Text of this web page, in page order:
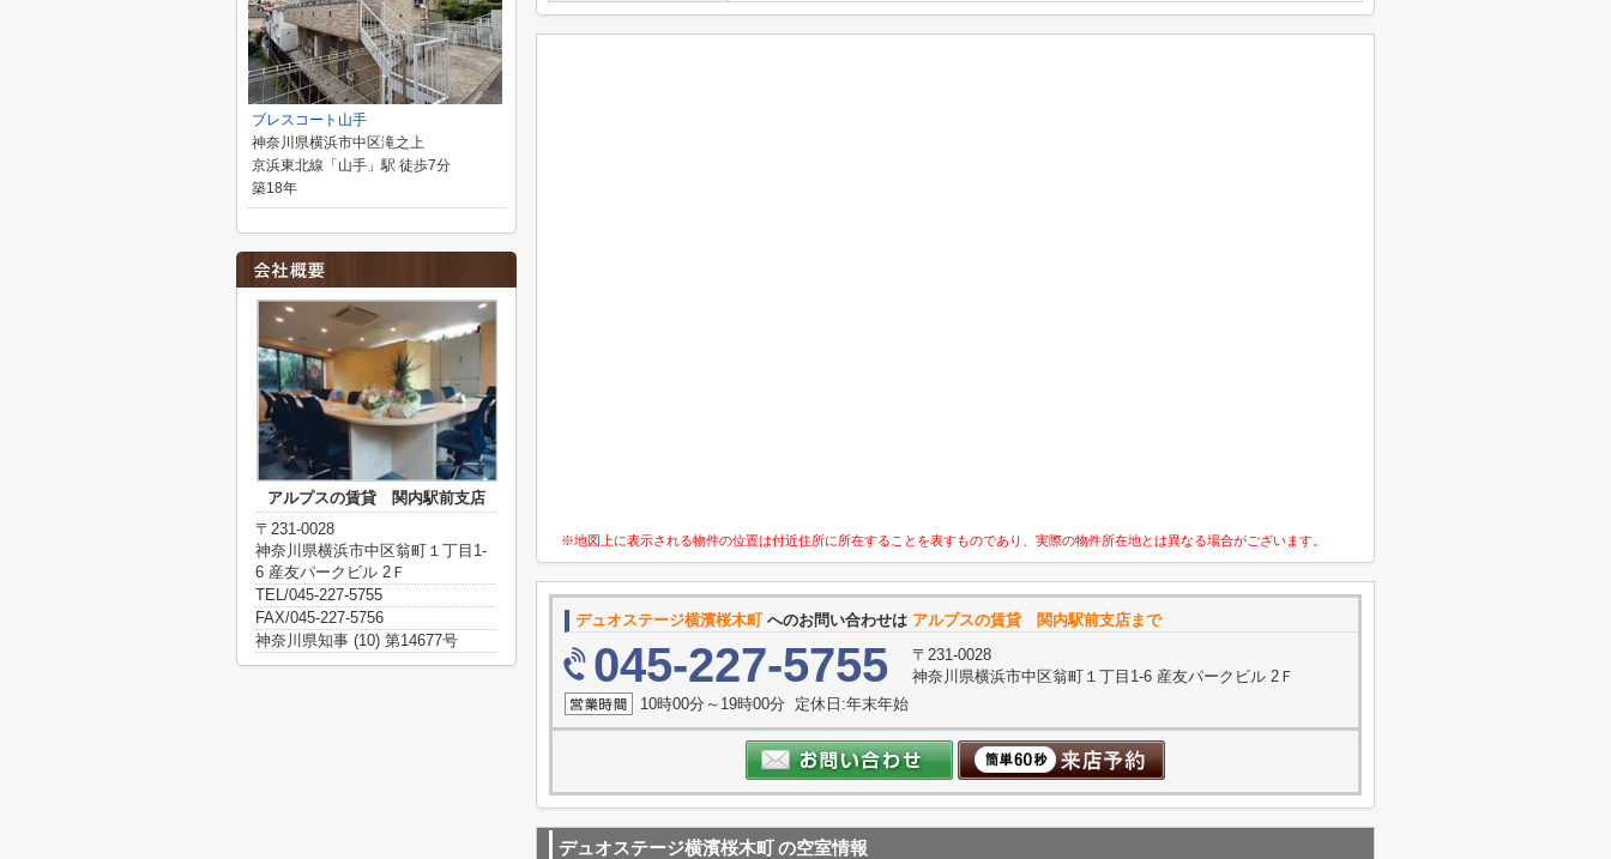
※地図上に表示される物件の位置は付近住所に所在することを表すものであり、実際の物件所在地とは異なる場合がございます。
デュオステージ横濱桜木町へのお問い合わせは アルプスの賃貸 関内駅前支店まで
045-227-5755
〒231-0028
神奈川県横浜市中区翁町１丁目1-6 産友パークビル 2Ｆ
10時00分～19時00分 定休日:年末年始
デュオステージ横濱桜木町の空室情報
ブレスコート山手
神奈川県横浜市中区滝之上
京浜東北線「山手」駅 徒歩7分
築18年
アルプスの賃貸 関内駅前支店
〒231-0028
神奈川県横浜市中区翁町１丁目1-
6 産友パークビル 2Ｆ
TEL/045-227-5755
FAX/045-227-5756
神奈川県知事 (10) 第14677号